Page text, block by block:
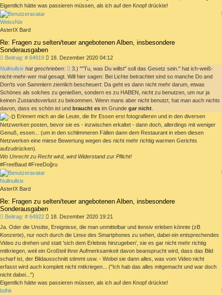
Eigentlich hätte was passieren müssen, als ich auf den Knopf drückte!
WeissNix
AsterIX Bard
Re: Fragen zu selten/teuer angebotenen Alben, insbesondere
Sonderausgaben
Beitrag: # 64919Beitrag18. Dezember 2020 04:12
Nullnullsix hat geschrieben:
3.) ""Tu, was Du willst" soll das Gesetz sein." hat ich-weiß-
nicht-mehr-wer mal gesagt. Will hier sagen: Bei Lichte betrachtet sind so manche Do and
Don'ts von Sammlern ziemlich bescheuert: Da geht es dann nicht mehr darum, etwas
Schönes als solches zu genießen, sondern es zu HABEN, nicht zu benutzen, um nur ja
keinen Zustandsverlust zu bekommen. Wenn mans aber nicht benutzt, hat man auch nichts
davon, dass es schön ist und braucht es im Grunde gar nicht
Erinnert mich an die Leute, die Ihr Essen erst fotografieren und in den diversen
Netzwerken posten, bevor sie es - inzwischen erkaltet - dann doch, allerdings mit weniger
Genuß, essen... (um in den schlimmeren Fällen dann dem Restaurant in eben diesen
Netzwerken eine miese Bewertung wegen des nicht mehr richtig warmen Gerichts
aufzudrücken).
Wo Unrecht zu Recht wird, wird Widerstand zur Pflicht!
#FreeBaud #FreeDoğru
Nullnullsix
AsterIX Bard
Re: Fragen zu selten/teuer angebotenen Alben, insbesondere
Sonderausgaben
Beitrag: # 64922Beitrag18. Dezember 2020 19:21
Ja. Oder die Unsitte, Ereignisse, die man unmittelbar und itensiv erleben könnte (zB
Konzerte), nur noch durch die Linse des Smartphones zu sehen, dabei ein entsprechendes
Video zu drehen und statt 'sich dem Erlebnis hinzugeben', sie es gar nicht mehr richtig
mitkriegen, weil ein Großteil ihrer Aufmerksamkeit davon beansprucht wird, dass das Bild
scharf ist, der Bildausschnitt stimmt usw. - Wobei sie dann alles, was vom Video nicht
erfasst wird auch komplett nicht mitkriegen... ("Ich hab das alles mitgemacht und war doch
nicht dabei...")
Eigentlich hätte was passieren müssen, als ich auf den Knopf drückte!
bdhk